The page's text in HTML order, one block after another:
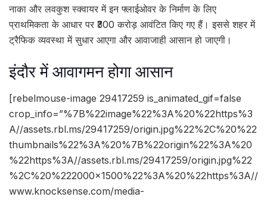
नाका और लवकुश स्क्वायर में इन फ्लाईओवर के निर्माण के लिए
प्राथमिकता के आधार पर ₹300 करोड़ आवंटित किए गए हैं। इससे शहर में
ट्रैफिक व्यवस्था में सुधार आएगा और आवाजाही आसान हो जाएगी।
इंदौर में आवागमन होगा आसान
[rebelmouse-image 29417259 is_animated_gif=false
crop_info=”%7B%22image%22%3A%20%22https%3
A//assets.rbl.ms/29417259/origin.jpg%22%2C%20%22
thumbnails%22%3A%20%7B%22origin%22%3A%20
%22https%3A//assets.rbl.ms/29417259/origin.jpg%22
%2C%20%222000×1500%22%3A%20%22https%3A//
www.knocksense.com/media-